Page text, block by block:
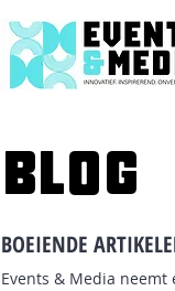
BLOG
BOEIENDE
Events & Media